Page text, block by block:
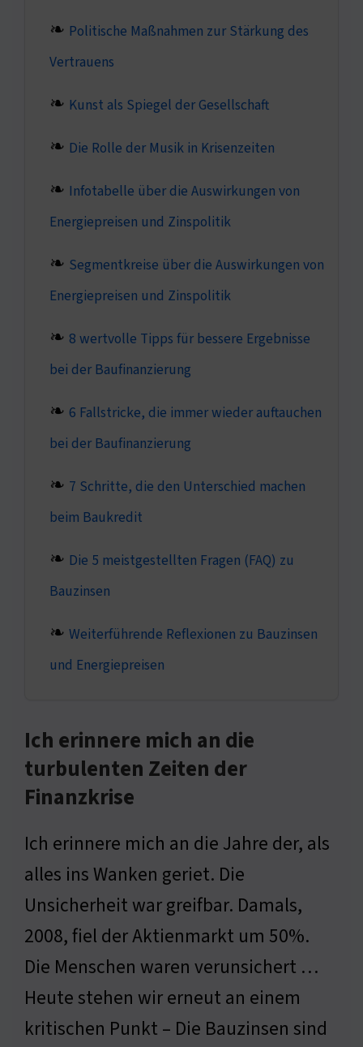
Politische Maßnahmen zur Stärkung des
Vertrauens
Kunst als Spiegel der Gesellschaft
Die Rolle der Musik in Krisenzeiten
Infotabelle über die Auswirkungen von
Energiepreisen und Zinspolitik
Segmentkreise über die Auswirkungen von
Energiepreisen und Zinspolitik
8 wertvolle Tipps für bessere Ergebnisse
bei der Baufinanzierung
6 Fallstricke, die immer wieder auftauchen
bei der Baufinanzierung
7 Schritte, die den Unterschied machen
beim Baukredit
Die 5 meistgestellten Fragen (FAQ) zu
Bauzinsen
Weiterführende Reflexionen zu Bauzinsen
und Energiepreisen
Ich erinnere mich an die
turbulenten Zeiten der
Finanzkrise
Ich erinnere mich an die Jahre der, als
alles ins Wanken geriet. Die
Unsicherheit war greifbar. Damals,
2008, fiel der Aktienmarkt um 50%.
Die Menschen waren verunsichert …
Heute stehen wir erneut an einem
kritischen Punkt – Die Bauzinsen sind